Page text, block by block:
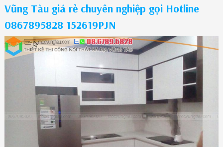
Vũng Tàu giá rẻ chuyên nghiệp gọi Hotline
0867895828 152619PJN